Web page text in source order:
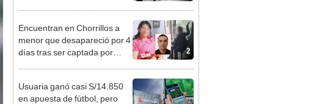
2
Encuentran en Chorrillos a
menor que desapareció por 4
días tras ser captada por
Usuaria ganó casi S/14.850
en apuesta de fútbol, pero